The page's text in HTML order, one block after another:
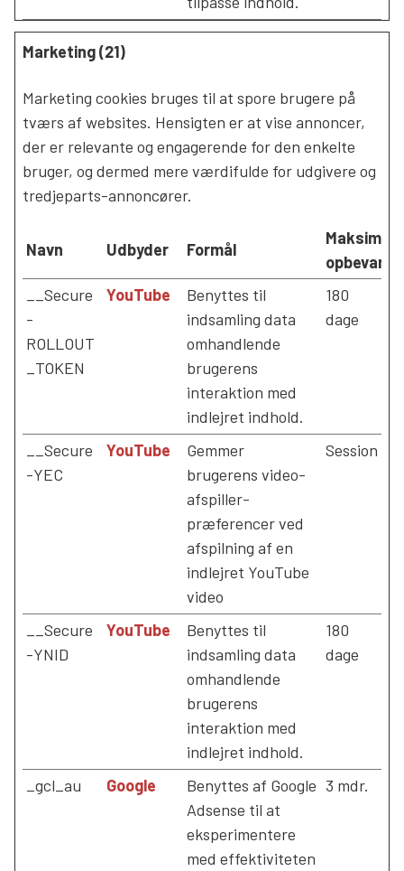
Marketing (21)
Marketing cookies bruges til at spore brugere på
tværs af websites. Hensigten er at vise annoncer,
der er relevante og engagerende for den enkelte
bruger, og dermed mere værdifulde for udgivere og
tredjeparts-annoncører.
Navn Udbyder Formål
Maksimal
__Secure
-
ROLLOUT
_TOKEN
YouTube
Benyttes til
indsamling data
omhandlende
brugerens
interaktion med
indlejret indhold.
180
dage
__Secure
-YEC
YouTube
Gemmer
brugerens video-
afspiller-
præferencer ved
afspilning af en
indlejret YouTube
video
Session
__Secure
-YNID
YouTube
Benyttes til
indsamling data
omhandlende
brugerens
interaktion med
indlejret indhold.
180
dage
_gcl_au Google
Benyttes af Google
Adsense til at
eksperimentere
med effektiviteten
3 mdr.